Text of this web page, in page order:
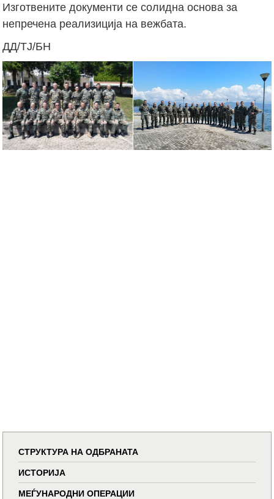
Изготвените документи се солидна основа за
непречена реализиција на вежбата.
ДД/ТЈ/БН
СТРУКТУРА НА ОДБРАНАТА
ИСТОРИЈА
МЕЃУНАРОДНИ ОПЕРАЦИИ